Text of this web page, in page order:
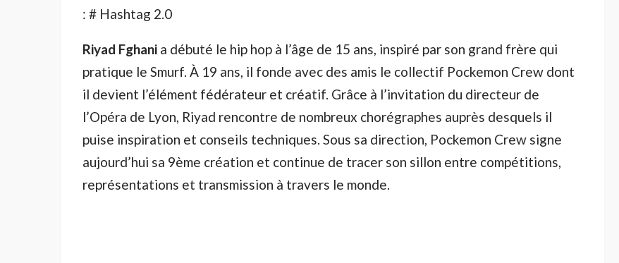
: # Hashtag 2.0
Riyad Fghani a débuté le hip hop à l’âge de 15 ans, inspiré par son grand frère qui
pratique le Smurf. À 19 ans, il fonde avec des amis le collectif Pockemon Crew dont
il devient l’élément fédérateur et créatif. Grâce à l’invitation du directeur de
l’Opéra de Lyon, Riyad rencontre de nombreux chorégraphes auprès desquels il
puise inspiration et conseils techniques. Sous sa direction, Pockemon Crew signe
aujourd’hui sa 9ème création et continue de tracer son sillon entre compétitions,
représentations et transmission à travers le monde.